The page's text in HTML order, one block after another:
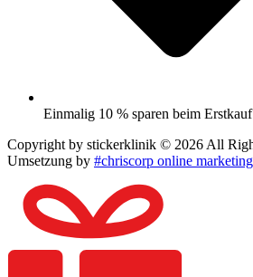
Einmalig 10 % sparen beim Erstkauf
Copyright by stickerklinik © 2026 All
Umsetzung by #chriscorp online